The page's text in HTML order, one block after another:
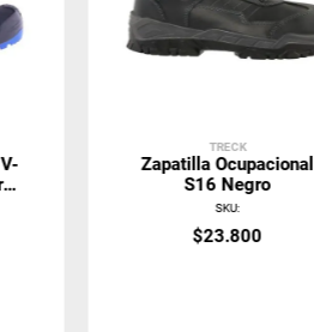
TRECK
Zapatilla Ocupacional
S16 Negro
SKU:
$23.800